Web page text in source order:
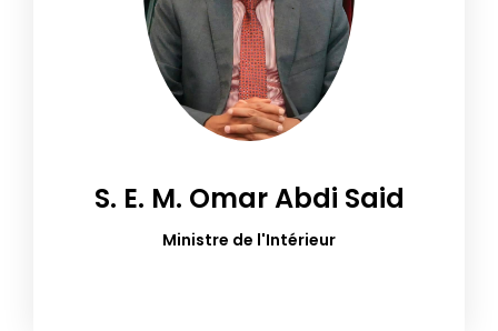
S. E. M. Omar Abdi Said
Ministre de l'Intérieur